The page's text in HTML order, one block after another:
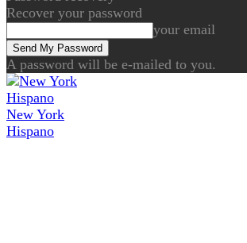
Recover your password
your email
A password will be e-mailed to you.
New York
Hispano